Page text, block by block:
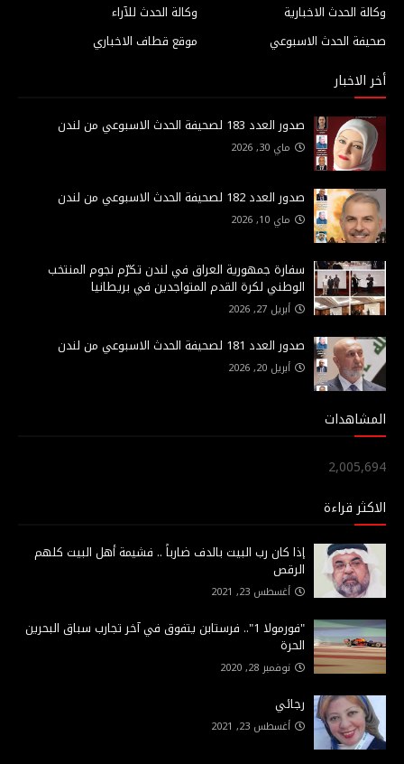
وكالة الحدث للآراء
وكالة الحدث الاخبارية
موقع قطاف الاخباري
صحيفة الحدث الاسبوعي
أخر الاخبار
صدور العدد 183 لصحيفة الحدث الاسبوعي من لندن
ماي 30, 2026
صدور العدد 182 لصحيفة الحدث الاسبوعي من لندن
ماي 10, 2026
سفارة جمهورية العراق في لندن تكرّم نجوم المنتخب
الوطني لكرة القدم المتواجدين في بريطانيا
أبريل 27, 2026
صدور العدد 181 لصحيفة الحدث الاسبوعي من لندن
أبريل 20, 2026
المشاهدات
2,005,694
الاكثر قراءة
إذا كان رب البيت بالدف ضارباً .. فشيمة أهل البيت كلهم
الرقص
أغسطس 23, 2021
"فورمولا 1".. فرستابن يتفوق في آخر تجارب سباق البحرين
الحرة
نوفمبر 28, 2020
رجائي
أغسطس 23, 2021